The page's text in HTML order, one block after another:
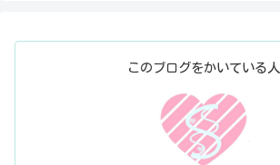
このブログをかいている人